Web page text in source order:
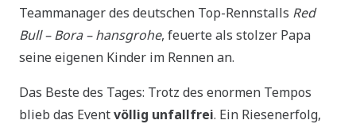
Teammanager des deutschen Top-Rennstalls Red
Bull – Bora – hansgrohe, feuerte als stolzer Papa
seine eigenen Kinder im Rennen an.
Das Beste des Tages: Trotz des enormen Tempos
blieb das Eventvöllig unfallfrei. Ein Riesenerfolg,